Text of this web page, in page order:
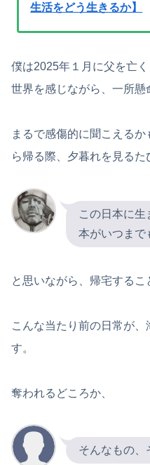
生活をどう生きるか】
僕は2025年１月に父を亡
世界を感じながら、一所懸
まるで感傷的に聞こえる
ら帰る際、夕暮れを見るた
この日本に生
本がいつまで
と思いながら、帰宅するこ
こんな当たり前の日常が
す。
奪われるどころか、
そんなもの、